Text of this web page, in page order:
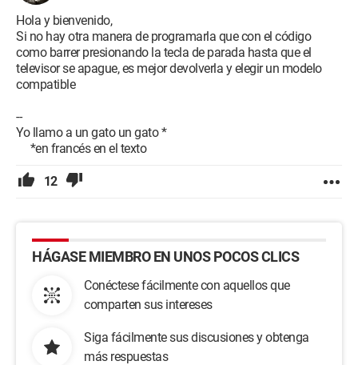
Hola y bienvenido,
Si no hay otra manera de programarla que con el código
como barrer presionando la tecla de parada hasta que el
televisor se apague, es mejor devolverla y elegir un modelo
compatible
--
Yo llamo a un gato un gato *
*en francés en el texto
12
HÁGASE MIEMBRO EN UNOS POCOS CLICS
Conéctese fácilmente con aquellos que
comparten sus intereses
Siga fácilmente sus discusiones y obtenga
más respuestas